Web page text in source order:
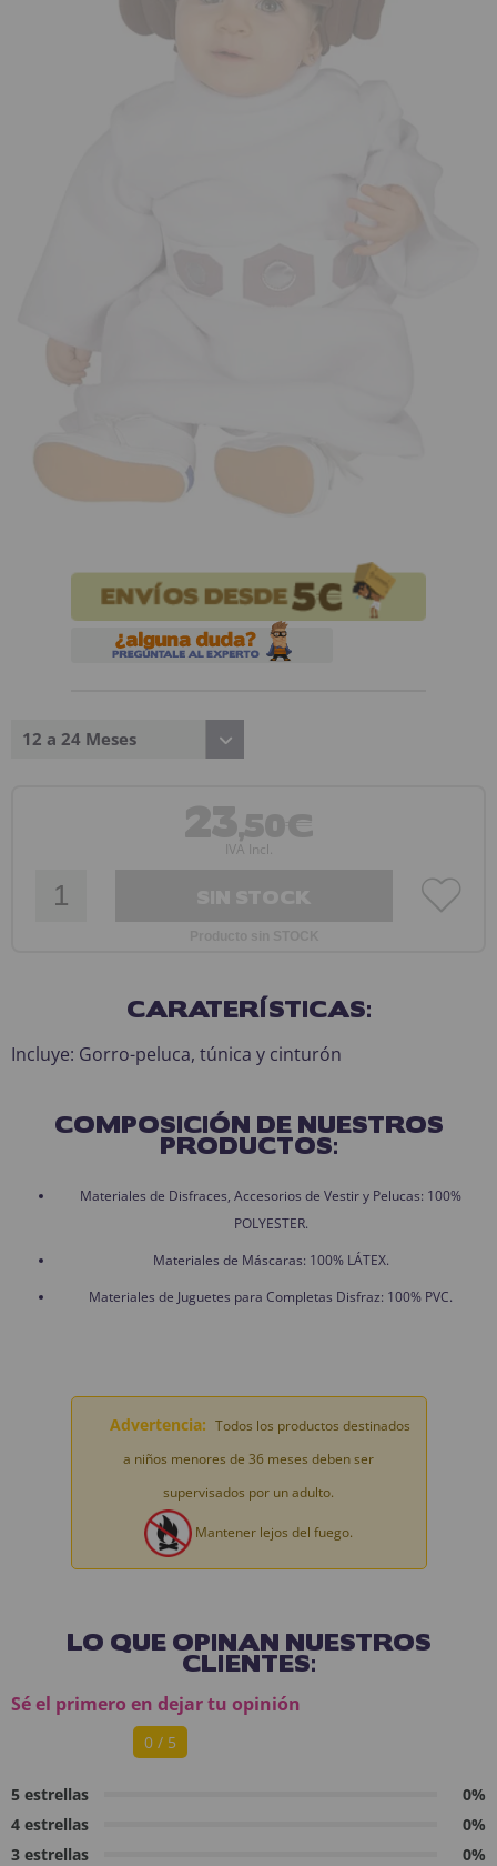
¡Adelante! Te estabamos esperando.
CREAR CUENTA
12 a 24 Meses
23,50€
IVA Incl.
CARATERÍSTICAS:
Incluye: Gorro-peluca, túnica y cinturón
COMPOSICIÓN DE NUESTROS
PRODUCTOS:
Materiales de Disfraces, Accesorios de Vestir y Pelucas: 100%
POLYESTER.
Materiales de Máscaras: 100% LÁTEX.
Materiales de Juguetes para Completas Disfraz: 100% PVC.
Advertencia: Todos los productos destinados
a niños menores de 36 meses deben ser
supervisados por un adulto.
Mantener lejos del fuego.
LO QUE OPINAN NUESTROS
CLIENTES:
Sé el primero en dejar tu opinión
0 / 5
5 estrellas
0%
4 estrellas
0%
3 estrellas
0%